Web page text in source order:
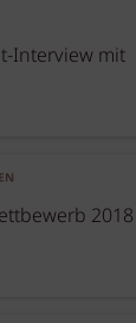
Interview mit
2018